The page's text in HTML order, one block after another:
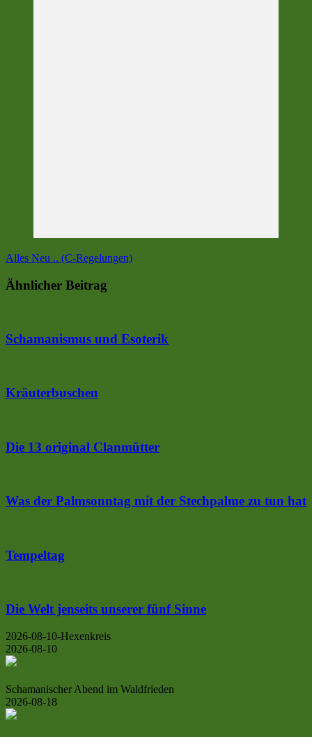
Alles Neu .. (C-Regelungen)
Ähnlicher Beitrag
Schamanismus und Esoterik
Kräuterbuschen
Die 13 original Clanmütter
Was der Palmsonntag mit der Stechpalme zu tun hat
Tempeltag
Die Welt jenseits unserer fünf Sinne
2026-08-10-Hexenkreis
2026-08-10
Schamanischer Abend im Waldfrieden
2026-08-18